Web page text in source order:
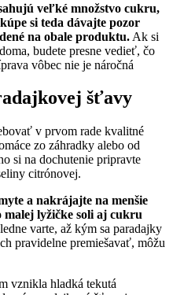
veľké množstvo cukru,
si teda dávajte pozor
na obale produktu. Ak si
budete presne vedieť, čo
vôbec nie je náročná
šťavy
v prvom rade kvalitné
zo záhradky alebo od
si na dochutenie pripravte
citrónovej.
a nakrájajte na menšie
lyžičke soli aj cukru
varte, až kým sa paradajky
pravidelne premiešavať, môžu
vznikla hladká tekutá